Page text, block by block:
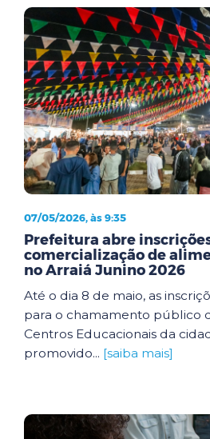
07/05/2026, às 9:35
Prefeitura abre
comercialização de
no Arraiá Junino 2026
Até o dia 8 de maio, as
para o chamamento público
Centros Educacionais da
promovido... [saiba mais]